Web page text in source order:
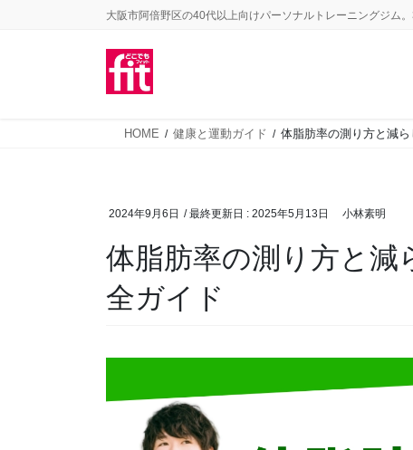
大阪市阿倍野区の40代以上向けパーソナルトレーニングジム
HOME 健康と運動ガイド 体脂肪率の測り方と減
2024年9月6日 / 最終更新日 : 2025年5月13日 小林素明
体脂肪率の測り方と減
全ガイド